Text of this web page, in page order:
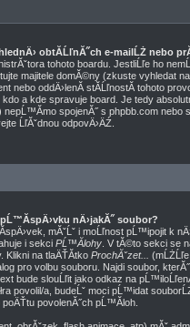
obtĂ­ĹľnĂ˝ch e-mailĹŻ nebo
tohoto boardu. JestliĹľe ho
majitele domĂ©ny (zkuste vyhledat
nebo oddÄ›lenĂ­ stĂ­ĹľnostĂ­ tohoto
a kde spravuje board. Je tedy
nepĹ™Ă­mo spojenĂ˝ s phpbb.com
ĹľĂˇdnou odpovÄ›ÄŹ.
nÄ›jakĂ˝ soubor?
mĂˇĹˇ i moĹľnost pĹ™ipojit k
i sekci PĹ™Ă­lohy . V tĂ©to sekci se
na tlaÄŤĂ­tko ProchĂˇzet...
pro volbu souboru. Najdi soubor,
text bude slouĹľit jako odkaz na
povolil/a, budeĹˇ moci pĹ™idat
poÄŤtu povolenĂ˝ch pĹ™Ă­loh.